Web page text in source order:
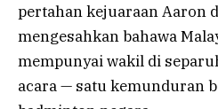
pertahan kejuaraan Aaron
mengesahkan bahawa
mempunyai wakil di
acara — satu kemunduran